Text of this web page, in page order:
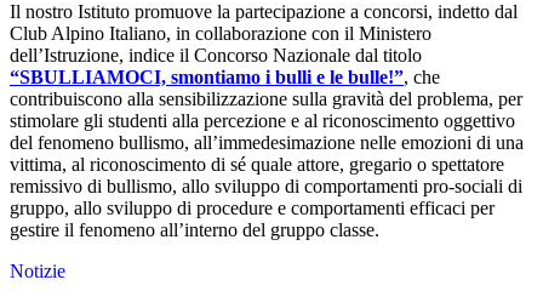
Il nostro Istituto promuove la partecipazione a concorsi, indetto dal
Club Alpino Italiano, in collaborazione con il Ministero
dell’Istruzione, indice il Concorso Nazionale dal titolo
“SBULLIAMOCI, smontiamo i bulli e le bulle!”, che
contribuiscono alla sensibilizzazione sulla gravità del problema, per
stimolare gli studenti alla percezione e al riconoscimento oggettivo
del fenomeno bullismo, all’immedesimazione nelle emozioni di una
vittima, al riconoscimento di sé quale attore, gregario o spettatore
remissivo di bullismo, allo sviluppo di comportamenti pro-sociali di
gruppo, allo sviluppo di procedure e comportamenti efficaci per
gestire il fenomeno all’interno del gruppo classe.
Notizie